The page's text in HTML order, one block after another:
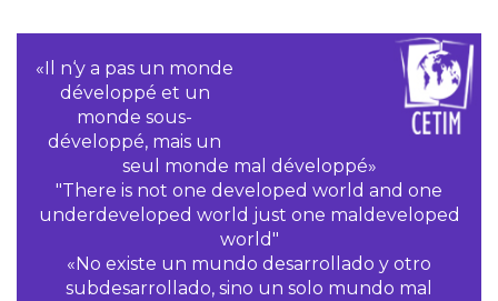
«Il n‘y a pas un monde
développé et un
monde sous-
développé, mais un
seul monde mal développé»
"There is not one developed world and one
underdeveloped world just one maldeveloped
world"
«No existe un mundo desarrollado y otro
subdesarrollado, sino un solo mundo mal